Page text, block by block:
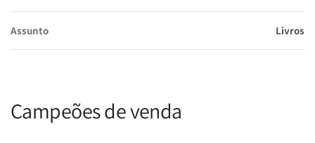
Assunto Livros
Campeões de venda